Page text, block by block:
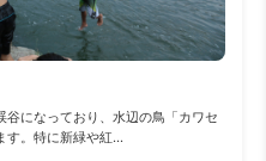
になっており、水辺の鳥「カワセ
す。特に新緑や紅...